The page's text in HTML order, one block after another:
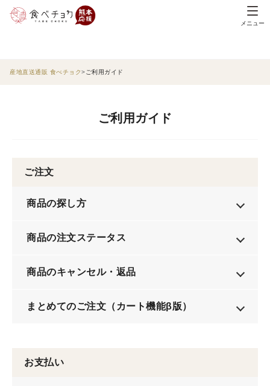
メニュー
産地直送通販 食べチョク ご利用ガイド
ご利用ガイド
ご注文
商品の探し方
商品の注文ステータス
商品のキャンセル・返品
まとめてのご注文（カート機能β版）
お支払い